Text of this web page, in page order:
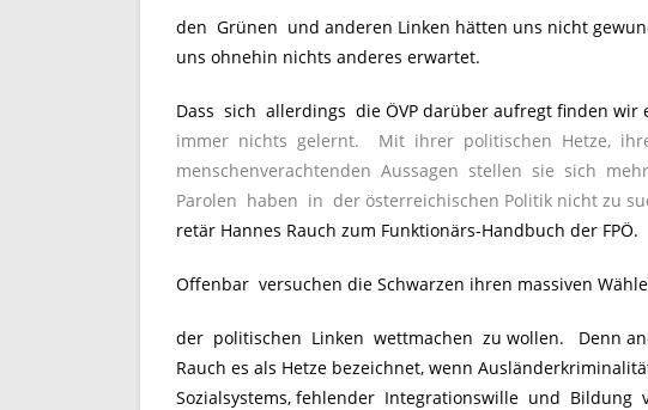
den Grünen und anderen Linken hätten uns nicht
uns ohnehin nichts anderes erwartet.
Dass sich allerdings die ÖVP darüber aufregt finden wir
immer nichts gelernt. Mit ihrer politischen Hetze,
menschenverachtenden Aussagen stellen sie sich
Parolen haben in der österreichischen Politik nicht zu
retär Hannes Rauch zum Funktionärs-Handbuch der FPÖ.
Offenbar versuchen die Schwarzen ihren massiven
der politischen Linken wettmachen zu wollen. Denn
Rauch es als Hetze bezeichnet, wenn
Sozialsystems, fehlender Integrationswille und Bildung